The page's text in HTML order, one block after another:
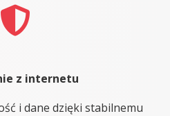
z internetu
i dane dzięki stabilnemu